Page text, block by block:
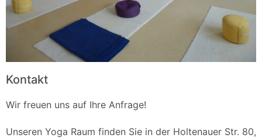
Kontakt
Wir freuen uns auf Ihre Anfrage!
Unseren Yoga Raum finden Sie in der Holtenauer Str. 80,